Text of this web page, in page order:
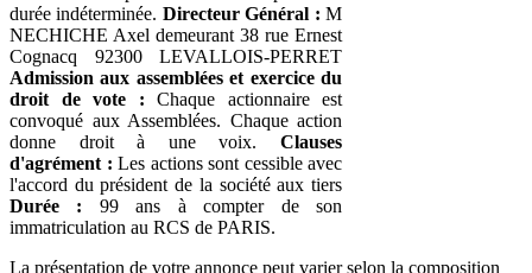
durée indéterminée. Directeur Général : M
NECHICHE Axel demeurant 38 rue Ernest
Cognacq 92300 LEVALLOIS-PERRET
Admission aux assemblées et exercice du
droit de vote : Chaque actionnaire est
convoqué aux Assemblées. Chaque action
donne droit à une voix. Clauses
d'agrément : Les actions sont cessible avec
l'accord du président de la société aux tiers
Durée : 99 ans à compter de son
immatriculation au RCS de PARIS.
La présentation de votre annonce peut varier selon la composition